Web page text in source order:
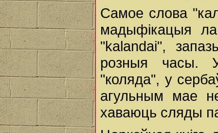
Самое слова
мадыфікацыя
"kalandai",
розныя часы.
"коляда", у
агульным мае
хаваюць сляды